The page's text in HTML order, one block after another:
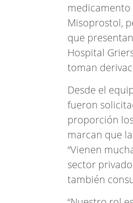
medicamento
Misoprostol,
que
Hospital
toman
Desde el
fueron
proporción
marcan que
“Vienen
sector
también